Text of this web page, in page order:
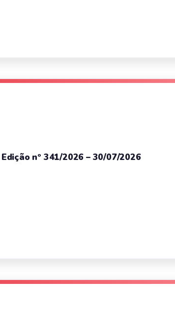
nº 341/2026 – 30/07/2026